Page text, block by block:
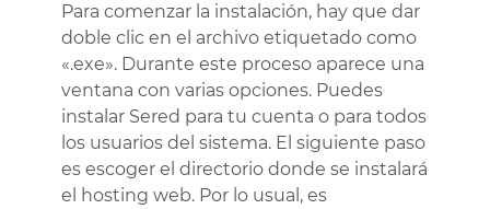
Para comenzar la instalación, hay que dar
doble clic en el archivo etiquetado como
«.exe». Durante este proceso aparece una
ventana con varias opciones. Puedes
instalar Sered para tu cuenta o para todos
los usuarios del sistema. El siguiente paso
es escoger el directorio donde se instalará
el hosting web. Por lo usual, es